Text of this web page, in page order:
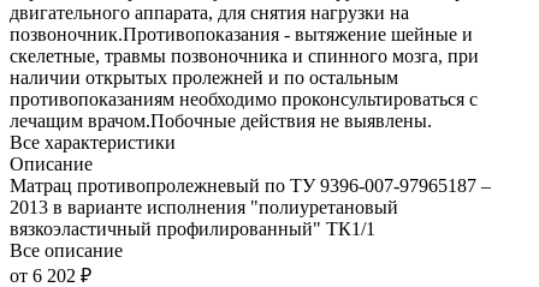
двигательного аппарата, для снятия нагрузки на
позвоночник.Противопоказания - вытяжение шейные и
скелетные, травмы позвоночника и спинного мозга, при
наличии открытых пролежней и по остальным
противопоказаниям необходимо проконсультироваться с
лечащим врачом.Побочные действия не выявлены.
Все характеристики
Описание
Матрац противопролежневый по ТУ 9396-007-97965187 –
2013 в варианте исполнения "полиуретановый
вязкоэластичный профилированный" ТК1/1
Все описание
от 6 202 ₽